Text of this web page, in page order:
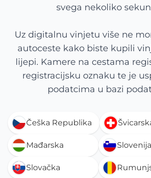
svega nekoliko
Uz digitalnu vinjetu više ne
autoceste kako biste kupili
lijepi. Kamere na cestama
registracijsku oznaku te je
podatcima u bazi
Češka Republika
Mađarska Slovenija
Slovačka